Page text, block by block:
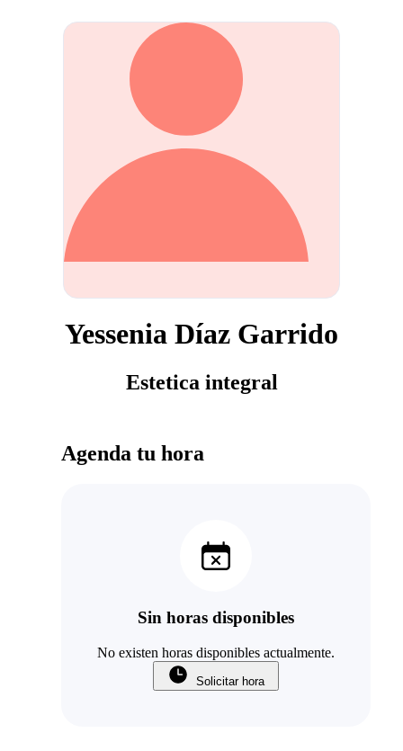
Yessenia Díaz Garrido
Estetica integral
Agenda tu hora
Sin horas disponibles
No existen horas disponibles actualmente.
Solicitar hora